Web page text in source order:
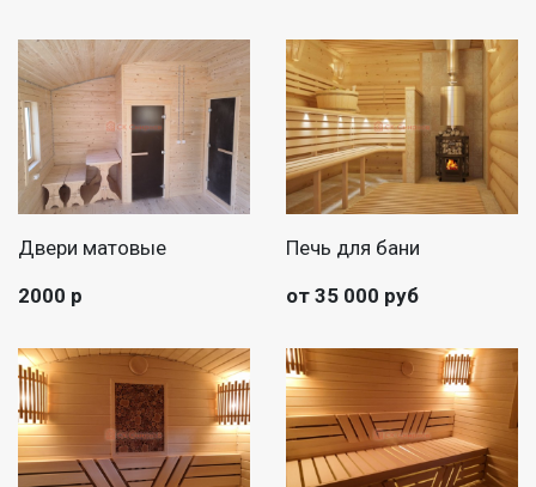
Двери матовые
2000 р
Печь для бани
от 35 000 руб